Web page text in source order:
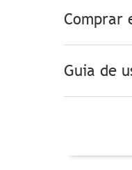
Comprar
Guia de